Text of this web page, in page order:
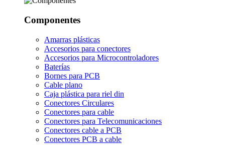
Componentes
Amarras plásticas
Accesorios para conectores
Accesorios para Microcontroladores
Baterías
Bornes para PCB
Cable plano
Caja plástica para riel din
Conectores Circulares
Conectores para cable
Conectores para Telecomunicaciones
Conectores cable a PCB
Conectores PCB a cable